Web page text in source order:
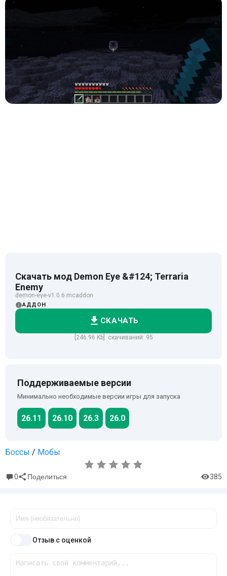
Скачать мод Demon Eye &#124; Terraria
Enemy
demon-eye-v1.0.6.mcaddon
АДДОН
СКАЧАТЬ
[246.96 Kb] скачиваний: 95
Поддерживаемые версии
Минимально необходимые версии игры для запуска
26.11 26.10 26.3 26.0
Боссы / Мобы
0 Поделиться 385
Отзыв с оценкой